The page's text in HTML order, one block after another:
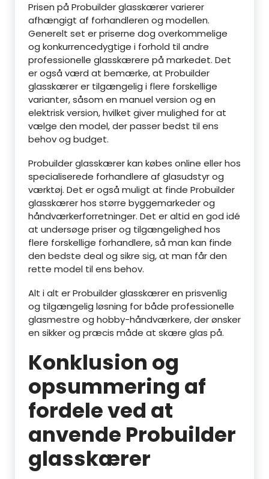
Prisen på Probuilder glasskærer varierer
afhængigt af forhandleren og modellen.
Generelt set er priserne dog overkommelige
og konkurrencedygtige i forhold til andre
professionelle glasskærere på markedet. Det
er også værd at bemærke, at Probuilder
glasskærer er tilgængelig i flere forskellige
varianter, såsom en manuel version og en
elektrisk version, hvilket giver mulighed for at
vælge den model, der passer bedst til ens
behov og budget.
Probuilder glasskærer kan købes online eller hos
specialiserede forhandlere af glasudstyr og
værktøj. Det er også muligt at finde Probuilder
glasskærer hos større byggemarkeder og
håndværkerforretninger. Det er altid en god idé
at undersøge priser og tilgængelighed hos
flere forskellige forhandlere, så man kan finde
den bedste deal og sikre sig, at man får den
rette model til ens behov.
Alt i alt er Probuilder glasskærer en prisvenlig
og tilgængelig løsning for både professionelle
glasmestre og hobby-håndværkere, der ønsker
en sikker og præcis måde at skære glas på.
Konklusion og
opsummering af
fordele ved at
anvende Probuilder
glasskærer